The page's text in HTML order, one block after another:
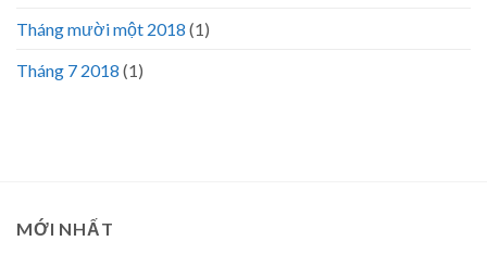
Tháng mười một 2018 (1)
Tháng 7 2018 (1)
MỚI NHẤT